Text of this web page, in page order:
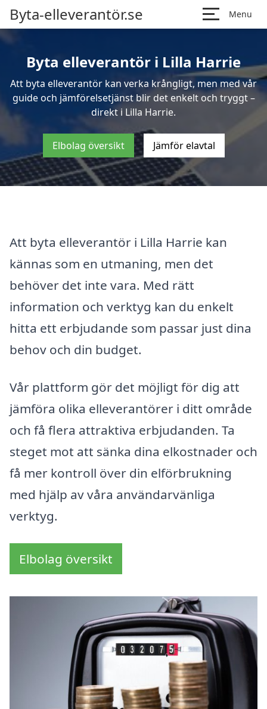
Byta-elleverantör.se Menu
Byta elleverantör i Lilla Harrie
Att byta elleverantör kan verka krångligt, men med vår
guide och jämförelsetjänst blir det enkelt och tryggt –
direkt i Lilla Harrie.
Elbolag översikt Jämför elavtal
Att byta elleverantör i Lilla Harrie kan
kännas som en utmaning, men det
behöver det inte vara. Med rätt
information och verktyg kan du enkelt
hitta ett erbjudande som passar just dina
behov och din budget.
Vår plattform gör det möjligt för dig att
jämföra olika elleverantörer i ditt område
och få flera attraktiva erbjudanden. Ta
steget mot att sänka dina elkostnader och
få mer kontroll över din elförbrukning
med hjälp av våra användarvänliga
verktyg.
Elbolag översikt